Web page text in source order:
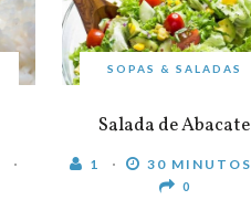
SOPAS & SALADAS
Salada de Abacate
1 30 MINUTOS
0